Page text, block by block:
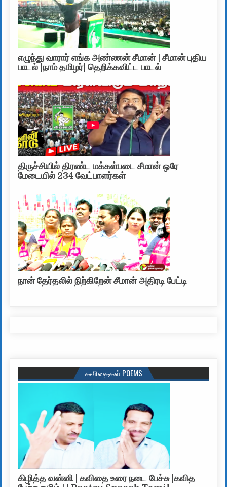
எழுந்து வாரார் எங்க அண்ணன் சீமான் | சீமான் புதிய
பாடல் |நாம் தமிழர்| தெறிக்கவிட்ட பாடல்
திருச்சியில் திரண்ட மக்கள்படை சீமான் ஒரே
மேடையில் 234 வேட்பாளர்கள்
நான் தேர்தலில் நிற்கிறேன் சீமான் அதிரடி பேட்டி
கவிதைகள் POEMS
கிழித்த வன்னி | கவிதை உரை நடை பேச்சு |கவித